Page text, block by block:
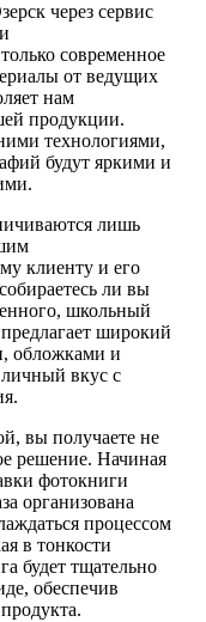
через сервис
современное
от ведущих
нам
продукции.
технологиями,
будут яркими и
лишь
клиенту и его
ли вы
школьный
широкий
обложками и
вкус с
вы получаете не
решение. Начиная
фотокниги
организована
процессом
в тонкости
будет тщательно
обеспечив